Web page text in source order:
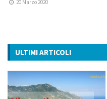
20 Marzo 2020
ULTIMI ARTICOLI